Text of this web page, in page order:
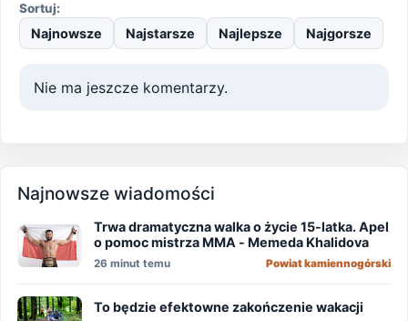
Sortuj:
Najnowsze Najstarsze Najlepsze Najgorsze
Nie ma jeszcze komentarzy.
Najnowsze wiadomości
Trwa dramatyczna walka o życie 15-latka. Apel
o pomoc mistrza MMA - Memeda Khalidova
26 minut temu Powiat kamiennogórski
To będzie efektowne zakończenie wakacji